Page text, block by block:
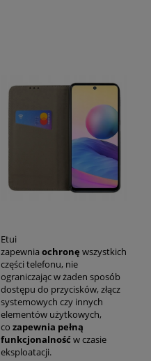
Etui
zapewnia ochronę wszystkich
części telefonu, nie
ograniczając w żaden sposób
dostępu do przycisków, złącz
systemowych czy innych
elementów użytkowych,
co zapewnia pełną
funkcjonalność w czasie
eksploatacji.